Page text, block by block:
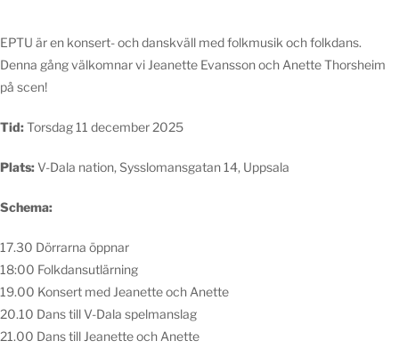
EPTU är en konsert- och danskväll med folkmusik och folkdans.
Denna gång välkomnar vi Jeanette Evansson och Anette Thorsheim
på scen!
Tid:Torsdag 11 december 2025
Plats: V-Dala nation, Sysslomansgatan 14, Uppsala
Schema:
17.30 Dörrarna öppnar
18:00 Folkdansutlärning
19.00 Konsert med Jeanette och Anette
20.10 Dans till V-Dala spelmanslag
21.00 Dans till Jeanette och Anette